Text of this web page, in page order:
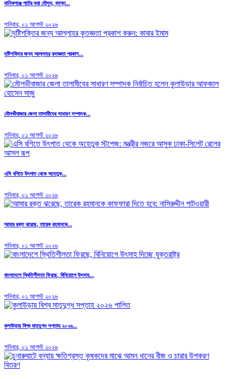
মানিকগঞ্জে পাটের ভরা মৌসুম, ব্যস্ত...
শনিবার, ০১ আগস্ট ২০২৬
দৃষ্টিশক্তির জন্য আল্লাহর কৃতজ্ঞতা প্রকাশ...
শনিবার, ০১ আগস্ট ২০২৬
মৌলভীবাজার জেলা তালামীযের সাধারণ সম্পাদক...
শনিবার, ০১ আগস্ট ২০২৬
এসি বগিতে উৎপাত থেকে অহেতুক...
শনিবার, ০১ আগস্ট ২০২৬
আমার রক্ত ঝরেছে, তারেক রহমানকে...
শনিবার, ০১ আগস্ট ২০২৬
বাংলাদেশে স্থিতিশীলতা ফিরছে, বিনিয়োগে উৎসাহ...
শনিবার, ০১ আগস্ট ২০২৬
কুলাউড়ায় বিশ্ব মাতৃদুগ্ধ সপ্তাহ ২০২৬...
শনিবার, ০১ আগস্ট ২০২৬